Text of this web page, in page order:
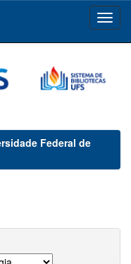
Federal de